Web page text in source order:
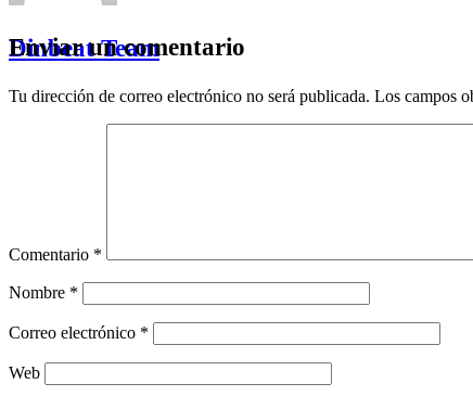
Dinbeat Team
Enviar un comentario
Tu dirección de correo electrónico no será publicada. Los campos
Comentario *
Nombre *
Correo electrónico *
Web